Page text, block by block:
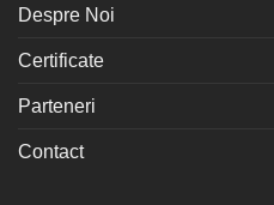
Despre Noi
Certificate
Parteneri
Contact